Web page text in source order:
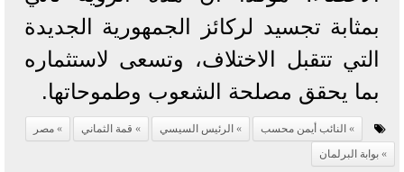
بمثابة تجسيد لركائز الجمهورية الجديدة
التي تتقبل الاختلاف، وتسعى لاستثماره
بما يحقق مصلحة الشعوب وطموحاتها.
النائب أيمن محسب الرئيس السيسي قمة الثماني
مصر
بوابة البرلمان